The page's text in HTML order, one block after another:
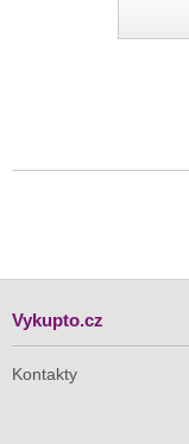
Vykupto.cz
Kontakty